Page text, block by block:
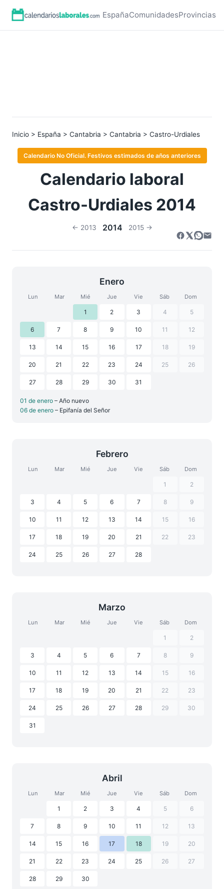
EspañaComunidadesProvincias
Inicio > España > Cantabria > Cantabria > Castro-Urdiales
Calendario No Oficial. Festivos estimados de años anteriores
Calendario laboral
Castro-Urdiales 2014
← 2013 2014 2015 →
Enero
Lun Mar Mié Jue Vie Sáb Dom
1 2 3 4 5
6 7 8 9 10 11 12
13 14 15 16 17 18 19
20 21 22 23 24 25 26
27 28 29 30 31
01 de enero – Año nuevo
06 de enero – Epifanía del Señor
Febrero
Lun Mar Mié Jue Vie Sáb Dom
1 2
3 4 5 6 7 8 9
10 11 12 13 14 15 16
17 18 19 20 21 22 23
24 25 26 27 28
Marzo
Lun Mar Mié Jue Vie Sáb Dom
1 2
3 4 5 6 7 8 9
10 11 12 13 14 15 16
17 18 19 20 21 22 23
24 25 26 27 28 29 30
31
Abril
Lun Mar Mié Jue Vie Sáb Dom
1 2 3 4 5 6
7 8 9 10 11 12 13
14 15 16 17 18 19 20
21 22 23 24 25 26 27
28 29 30